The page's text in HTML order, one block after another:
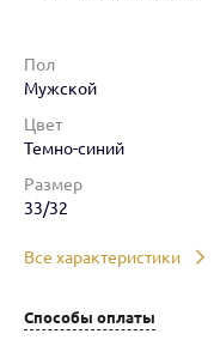
Пол
Мужской
Цвет
Темно-синий
Размер
33/32
Все характеристики
Способы оплаты